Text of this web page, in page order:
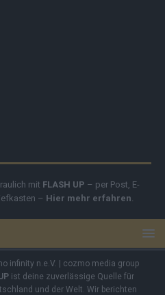
mit FLASH UP – per Post, E-
– Hier mehr erfahren
infinity n.e.V. | cozmo media group
ist deine zuverlässige Quelle für
und der Welt. Wir berichten